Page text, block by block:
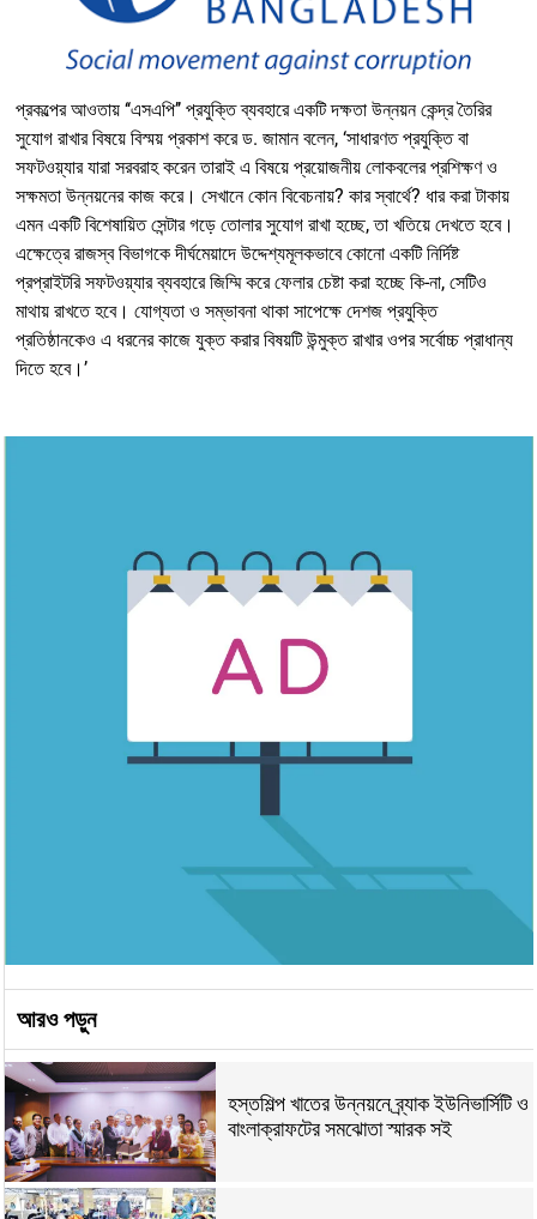
প্রকল্পের আওতায় ‘‘এসএপি’’ প্রযুক্তি ব্যবহারে একটি দক্ষতা উন্নয়ন কেন্দ্র তৈরির
সুযোগ রাখার বিষয়ে বিস্ময় প্রকাশ করে ড. জামান বলেন, ‘সাধারণত প্রযুক্তি বা
সফটওয়্যার যারা সরবরাহ করেন তারাই এ বিষয়ে প্রয়োজনীয় লোকবলের প্রশিক্ষণ ও
সক্ষমতা উন্নয়নের কাজ করে। সেখানে কোন বিবেচনায়? কার স্বার্থে? ধার করা টাকায়
এমন একটি বিশেষায়িত সেন্টার গড়ে তোলার সুযোগ রাখা হচ্ছে, তা খতিয়ে দেখতে হবে।
এক্ষেত্রে রাজস্ব বিভাগকে দীর্ঘমেয়াদে উদ্দেশ্যমূলকভাবে কোনো একটি নির্দিষ্ট
প্রপ্রাইটরি সফটওয়্যার ব্যবহারে জিম্মি করে ফেলার চেষ্টা করা হচ্ছে কি-না, সেটিও
মাথায় রাখতে হবে। যোগ্যতা ও সম্ভাবনা থাকা সাপেক্ষে দেশজ প্রযুক্তি
প্রতিষ্ঠানকেও এ ধরনের কাজে যুক্ত করার বিষয়টি উন্মুক্ত রাখার ওপর সর্বোচ্চ প্রাধান্য
দিতে হবে।’
আরও পড়ুন
হস্তশিল্প খাতের উন্নয়নে ব্র্যাক ইউনিভার্সিটি ও
বাংলাক্রাফটের সমঝোতা স্মারক সই